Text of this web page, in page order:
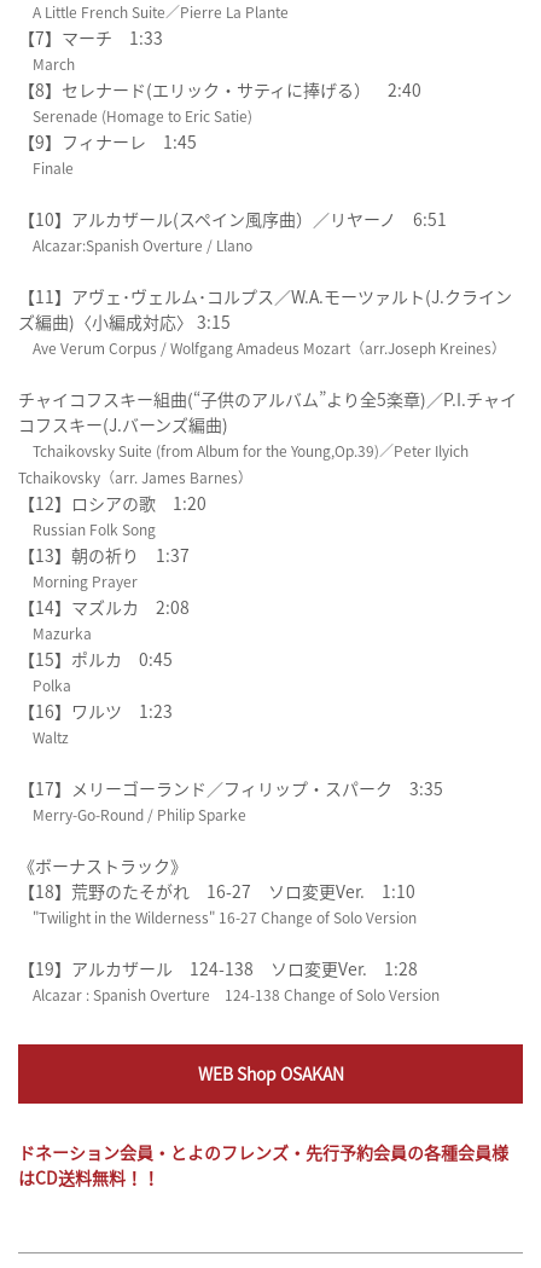
A Little French Suite／Pierre La Plante
【7】マーチ 1:33
March
【8】セレナード(エリック・サティに捧げる） 2:40
Serenade (Homage to Eric Satie)
【9】フィナーレ 1:45
Finale
【10】アルカザール(スペイン風序曲）／リヤーノ 6:51
Alcazar:Spanish Overture / Llano
【11】アヴェ･ヴェルム･コルプス／W.A.モーツァルト(J.クライン
ズ編曲)〈小編成対応〉 3:15
Ave Verum Corpus / Wolfgang Amadeus Mozart（arr.Joseph Kreines）
チャイコフスキー組曲(“子供のアルバム”より全5楽章)／P.I.チャイ
コフスキー(J.バーンズ編曲)
Tchaikovsky Suite (from Album for the Young,Op.39)／Peter Ilyich
Tchaikovsky（arr. James Barnes）
【12】ロシアの歌 1:20
Russian Folk Song
【13】朝の祈り 1:37
Morning Prayer
【14】マズルカ 2:08
Mazurka
【15】ポルカ 0:45
Polka
【16】ワルツ 1:23
Waltz
【17】メリーゴーランド／フィリップ・スパーク 3:35
Merry-Go-Round / Philip Sparke
《ボーナストラック》
【18】荒野のたそがれ 16-27 ソロ変更Ver. 1:10
"Twilight in the Wilderness" 16-27 Change of Solo Version
【19】アルカザール 124-138 ソロ変更Ver. 1:28
Alcazar : Spanish Overture 124-138 Change of Solo Version
WEB Shop OSAKAN
ドネーション会員・とよのフレンズ・先行予約会員の各種会員様
はCD送料無料！！